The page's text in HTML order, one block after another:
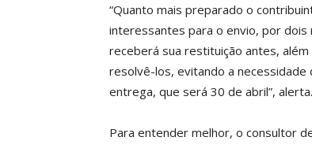
“Quanto mais preparado o
interessantes para o envio, por dois
receberá sua restituição antes,
resolvê-los, evitando a
entrega, que será 30 de abril”, alerta.
Para entender melhor, o consultor